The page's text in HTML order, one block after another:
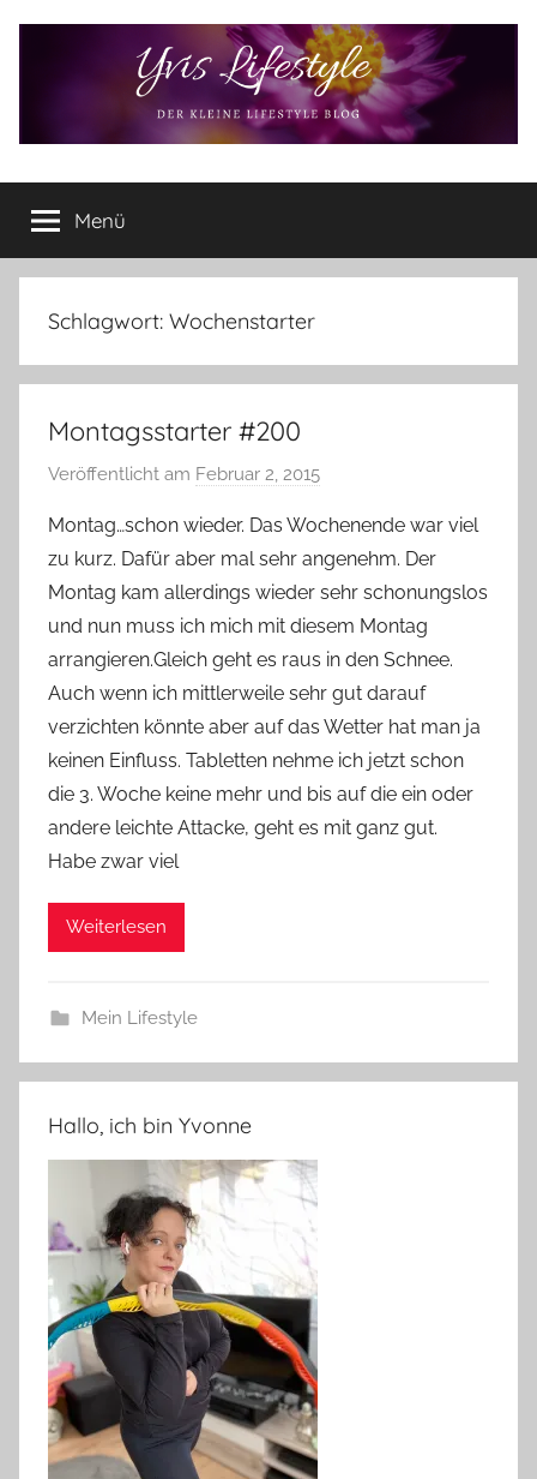
Yvis
Lifestyle
Lifestyle
Blog
–
Lifestyle,
Produkttests
vieles
Menü
Schlagwort: Wochenstarter
Montagsstarter #200
Veröffentlicht am Februar 2, 2015
n
Y
v
o
n
n
e
Montag…schon wieder. Das Wochenende war viel
zu kurz. Dafür aber mal sehr angenehm. Der
Montag kam allerdings wieder sehr schonungslos
und nun muss ich mich mit diesem Montag
arrangieren.Gleich geht es raus in den Schnee.
Auch wenn ich mittlerweile sehr gut darauf
verzichten könnte aber auf das Wetter hat man ja
keinen Einfluss. Tabletten nehme ich jetzt schon
die 3. Woche keine mehr und bis auf die ein oder
andere leichte Attacke, geht es mit ganz gut.
Habe zwar viel
Weiterlesen
Mein Lifestyle
Hallo, ich bin Yvonne